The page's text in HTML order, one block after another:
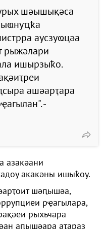
шәышықәса
аусзуҩцәа
рыжәлари
ишырзыҟо.
ашәарҭара
-
азакәани
акакәны ишыҟоу.
шәԥышәа,
рҿагылара,
рыхьчара
аԥышәара аҭараз